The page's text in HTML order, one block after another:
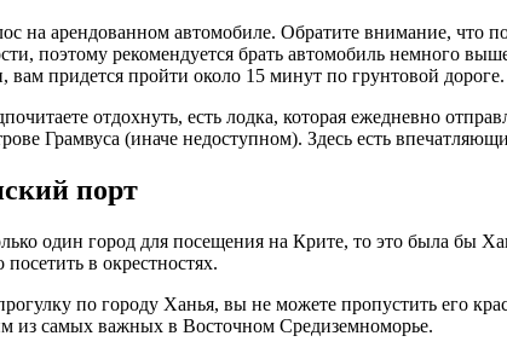
на арендованном автомобиле. Обратите внимание, что
поэтому рекомендуется брать автомобиль немного
вам придется пройти около 15 минут по грунтовой
отдохнуть, есть лодка, которая ежедневно
Грамвуса (иначе недоступном). Здесь есть
порт
один город для посещения на Крите, то это была бы
в окрестностях.
по городу Ханья, вы не можете пропустить его
из самых важных в Восточном Средиземноморье.